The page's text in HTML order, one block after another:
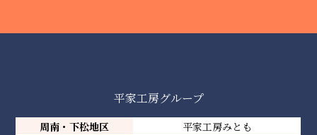
平家工房グループ
周南・下松地区
平家工房みとも